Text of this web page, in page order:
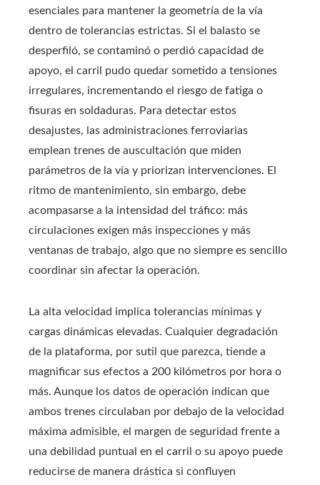
esenciales para mantener la geometría de la vía
dentro de tolerancias estrictas. Si el balasto se
desperfiló, se contaminó o perdió capacidad de
apoyo, el carril pudo quedar sometido a tensiones
irregulares, incrementando el riesgo de fatiga o
fisuras en soldaduras. Para detectar estos
desajustes, las administraciones ferroviarias
emplean trenes de auscultación que miden
parámetros de la vía y priorizan intervenciones. El
ritmo de mantenimiento, sin embargo, debe
acompasarse a la intensidad del tráfico: más
circulaciones exigen más inspecciones y más
ventanas de trabajo, algo que no siempre es sencillo
coordinar sin afectar la operación.
La alta velocidad implica tolerancias mínimas y
cargas dinámicas elevadas. Cualquier degradación
de la plataforma, por sutil que parezca, tiende a
magnificar sus efectos a 200 kilómetros por hora o
más. Aunque los datos de operación indican que
ambos trenes circulaban por debajo de la velocidad
máxima admisible, el margen de seguridad frente a
una debilidad puntual en el carril o su apoyo puede
reducirse de manera drástica si confluyen